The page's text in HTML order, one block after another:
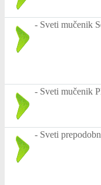
- Sveti mučenik
- Sveti mučenik
- Sveti